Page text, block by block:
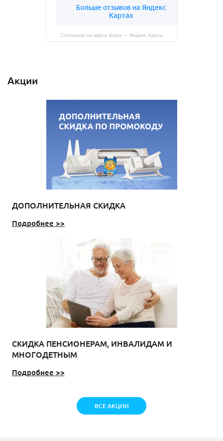
Солнышко на карте Бора — Яндекс Карты
Акции
ДОПОЛНИТЕЛЬНАЯ СКИДКА
Подробнее >>
СКИДКА ПЕНСИОНЕРАМ, ИНВАЛИДАМ И
МНОГОДЕТНЫМ
Подробнее >>
ВСЕ АКЦИИ